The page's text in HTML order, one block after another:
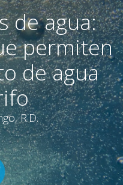
de agua:
permiten
de agua
R.D.